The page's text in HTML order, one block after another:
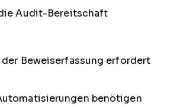
Audit-Bereitschaft
der Beweiserfassung erfordert
benötigen